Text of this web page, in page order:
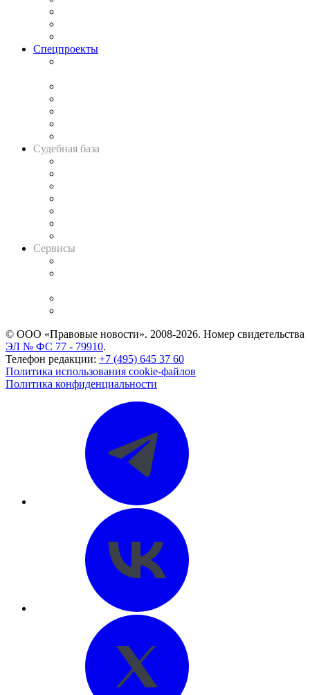
Спецпроекты
Судебная база
Сервисы
© ООО «Правовые новости». 2008-2026. Номер свидетельства
ЭЛ № ФС 77 - 79910.
Телефон редакции: +7 (495) 645 37 60
Политика использования cookie-файлов
Политика конфиденциальности